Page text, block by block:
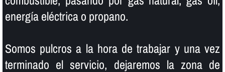
energí­a eléctrica o propano.
Somos pulcros a la hora de trabajar y una vez
terminado el servicio, dejaremos la zona de